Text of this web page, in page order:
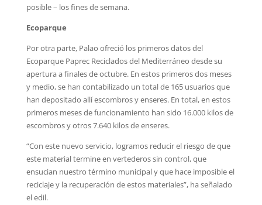
posible – los fines de semana.
Ecoparque
Por otra parte, Palao ofreció los primeros datos del
Ecoparque Paprec Reciclados del Mediterráneo desde su
apertura a finales de octubre. En estos primeros dos meses
y medio, se han contabilizado un total de 165 usuarios que
han depositado allí escombros y enseres. En total, en estos
primeros meses de funcionamiento han sido 16.000 kilos de
escombros y otros 7.640 kilos de enseres.
“Con este nuevo servicio, logramos reducir el riesgo de que
este material termine en vertederos sin control, que
ensucian nuestro término municipal y que hace imposible el
reciclaje y la recuperación de estos materiales”, ha señalado
el edil.